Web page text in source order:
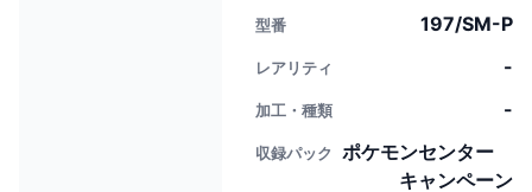
型番 197/SM-P
レアリティ -
加工・種類 -
収録パック
ポケモンセンター
キャンペーン